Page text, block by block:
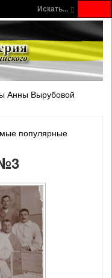
Искать...
Анны Вырубовой
популярные